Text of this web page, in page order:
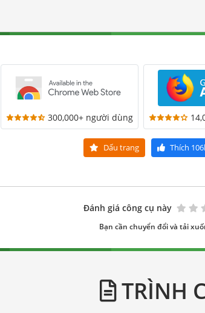
300,000+ người dùng
Dấu trang Thích
Đánh giá công cụ này
Bạn cần chuyển đổi và tải
TRÌNH